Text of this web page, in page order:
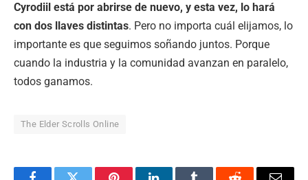
Cyrodiil está por abrirse de nuevo, y esta vez, lo hará
con dos llaves distintas. Pero no importa cuál elijamos, lo
importante es que seguimos soñando juntos. Porque
cuando la industria y la comunidad avanzan en paralelo,
todos ganamos.
The Elder Scrolls Online